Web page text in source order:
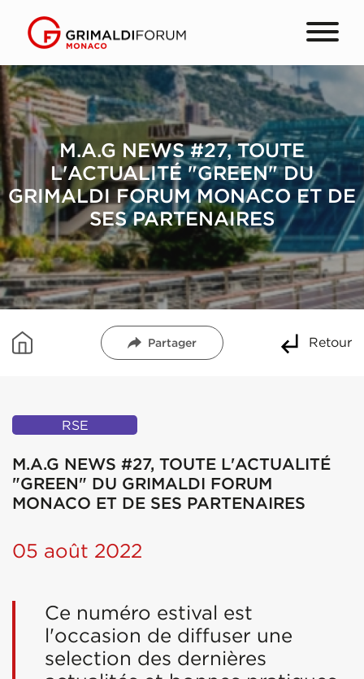
M.A.G NEWS #27, TOUTE
L'ACTUALITÉ "GREEN" DU
GRIMALDI FORUM MONACO ET DE
SES PARTENAIRES
Partager Retour
RSE
M.A.G NEWS #27, TOUTE L'ACTUALITÉ
"GREEN" DU GRIMALDI FORUM
MONACO ET DE SES PARTENAIRES
05 août 2022
Ce numéro estival est
l'occasion de diffuser une
selection des dernières